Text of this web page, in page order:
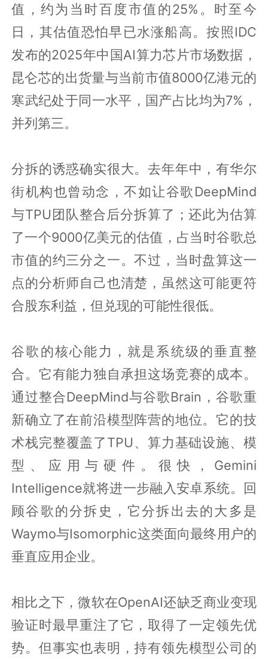
值，约为当时百度市值的25%。时至今
日，其估值恐怕早已水涨船高。按照IDC
发布的2025年中国AI算力芯片市场数据，
昆仑芯的出货量与当前市值8000亿港元的
寒武纪处于同一水平，国产占比均为7%，
并列第三。
分拆的诱惑确实很大。去年年中，有华尔
街机构也曾动念，不如让谷歌DeepMind
与TPU团队整合后分拆算了；还此为估算
了一个9000亿美元的估值，占当时谷歌总
市值的约三分之一。不过，当时盘算这一
点的分析师自己也清楚，虽然这可能更符
合股东利益，但兑现的可能性很低。
谷歌的核心能力，就是系统级的垂直整
合。它有能力独自承担这场竞赛的成本。
通过整合DeepMind与谷歌Brain，谷歌重
新确立了在前沿模型阵营的地位。它的技
术栈完整覆盖了TPU、算力基础设施、模
型、应用与硬件。很快，Gemini
Intelligence就将进一步融入安卓系统。回
顾谷歌的分拆史，它分拆出去的大多是
Waymo与Isomorphic这类面向最终用户的
垂直应用企业。
相比之下，微软在OpenAI还缺乏商业变现
验证时最早重注了它，取得了一定领先优
势。但事实也表明，持有领先模型公司的